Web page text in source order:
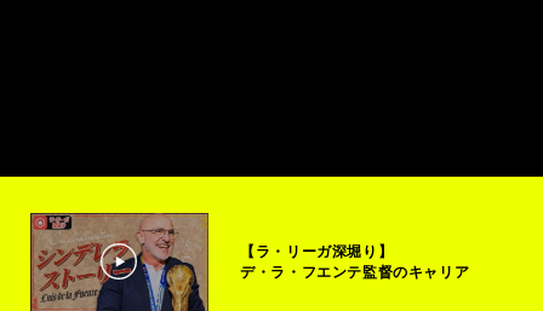
【ラ・リーガ深堀り】
デ・ラ・フエンテ監督のキャリア